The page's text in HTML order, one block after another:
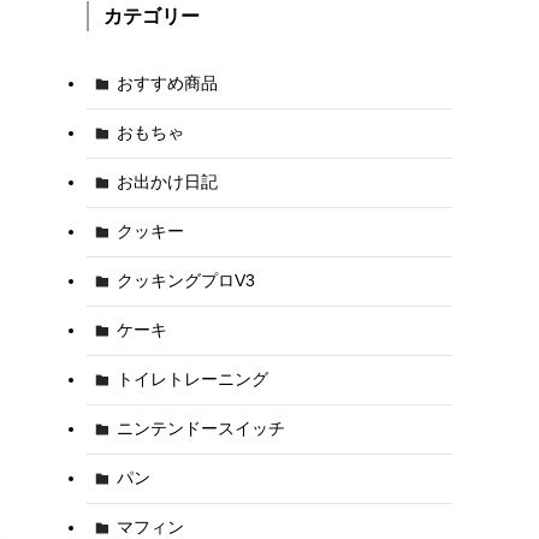
カテゴリー
おすすめ商品
おもちゃ
お出かけ日記
クッキー
クッキングプロV3
ケーキ
トイレトレーニング
ニンテンドースイッチ
パン
マフィン